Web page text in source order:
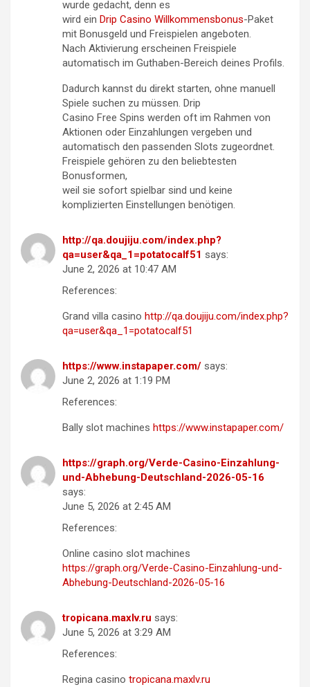
wurde gedacht, denn es
wird ein Drip Casino Willkommensbonus-Paket
mit Bonusgeld und Freispielen angeboten.
Nach Aktivierung erscheinen Freispiele
automatisch im Guthaben-Bereich deines Profils.
Dadurch kannst du direkt starten, ohne manuell
Spiele suchen zu müssen. Drip
Casino Free Spins werden oft im Rahmen von
Aktionen oder Einzahlungen vergeben und
automatisch den passenden Slots zugeordnet.
Freispiele gehören zu den beliebtesten
Bonusformen,
weil sie sofort spielbar sind und keine
komplizierten Einstellungen benötigen.
http://qa.doujiju.com/index.php?
qa=user&qa_1=potatocalf51 says:
June 2, 2026 at 10:47 AM
References:
Grand villa casino http://qa.doujiju.com/index.php?
qa=user&qa_1=potatocalf51
https://www.instapaper.com/ says:
June 2, 2026 at 1:19 PM
References:
Bally slot machines https://www.instapaper.com/
https://graph.org/Verde-Casino-Einzahlung-
und-Abhebung-Deutschland-2026-05-16
says:
June 5, 2026 at 2:45 AM
References:
Online casino slot machines
https://graph.org/Verde-Casino-Einzahlung-und-
Abhebung-Deutschland-2026-05-16
tropicana.maxlv.ru says:
June 5, 2026 at 3:29 AM
References:
Regina casino tropicana.maxlv.ru